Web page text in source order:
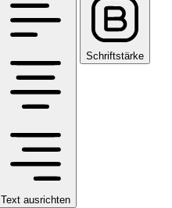
Text ausrichten
Schriftstärke